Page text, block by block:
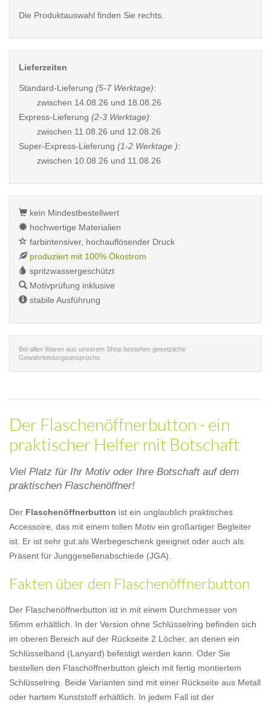
Die Produktauswahl finden Sie rechts.
Lieferzeiten
Standard-Lieferung (5-7 Werktage):
zwischen 14.08.26 und 18.08.26
Express-Lieferung (2-3 Werktage):
zwischen 11.08.26 und 12.08.26
Super-Express-Lieferung (1-2 Werktage ):
zwischen 10.08.26 und 11.08.26
kein Mindestbestellwert
hochwertige Materialien
farbintensiver, hochauflösender Druck
produziert mit 100% Ökostrom
spritzwassergeschützt
Motivprüfung inklusive
stabile Ausführung
Bei allen Waren aus unserem Shop bestehen gesetzliche
Gewährleistungsansprüche.
Der Flaschenöffnerbutton - ein
praktischer Helfer mit Botschaft
Viel Platz für Ihr Motiv oder Ihre Botschaft auf dem
praktischen Flaschenöffner!
Der Flaschenöffnerbutton ist ein unglaublich praktisches
Accessoire, das mit einem tollen Motiv ein großartiger Begleiter
ist. Er ist sehr gut als Werbegeschenk geeignet oder auch als
Präsent für Junggesellenabschiede (JGA).
Fakten über den Flaschenöffnerbutton
Der Flaschenöffnerbutton ist in mit einem Durchmesser von
56mm erhältlich. In der Version ohne Schlüsselring befinden sich
im oberen Bereich auf der Rückseite 2 Löcher, an denen ein
Schlüsselband (Lanyard) befestigt werden kann. Oder Sie
bestellen den Flaschöffnerbutton gleich mit fertig montiertem
Schlüsselring. Beide Varianten sind mit einer Rückseite aus Metall
oder hartem Kunststoff erhältlich. In jedem Fall ist der